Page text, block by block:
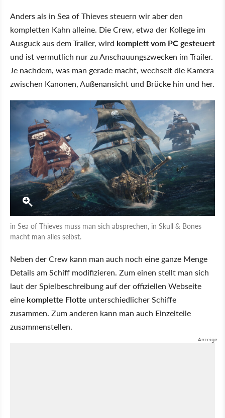
Anders als in Sea of Thieves steuern wir aber den
kompletten Kahn alleine. Die Crew, etwa der Kollege im
Ausguck aus dem Trailer, wird komplett vom PC gesteuert
und ist vermutlich nur zu Anschauungszwecken im Trailer.
Je nachdem, was man gerade macht, wechselt die Kamera
zwischen Kanonen, Außenansicht und Brücke hin und her.
in Sea of Thieves muss man sich absprechen, in Skull & Bones
macht man alles selbst.
Neben der Crew kann man auch noch eine ganze Menge
Details am Schiff modifizieren. Zum einen stellt man sich
laut der Spielbeschreibung auf der offiziellen Webseite
eine komplette Flotte unterschiedlicher Schiffe
zusammen. Zum anderen kann man auch Einzelteile
zusammenstellen.